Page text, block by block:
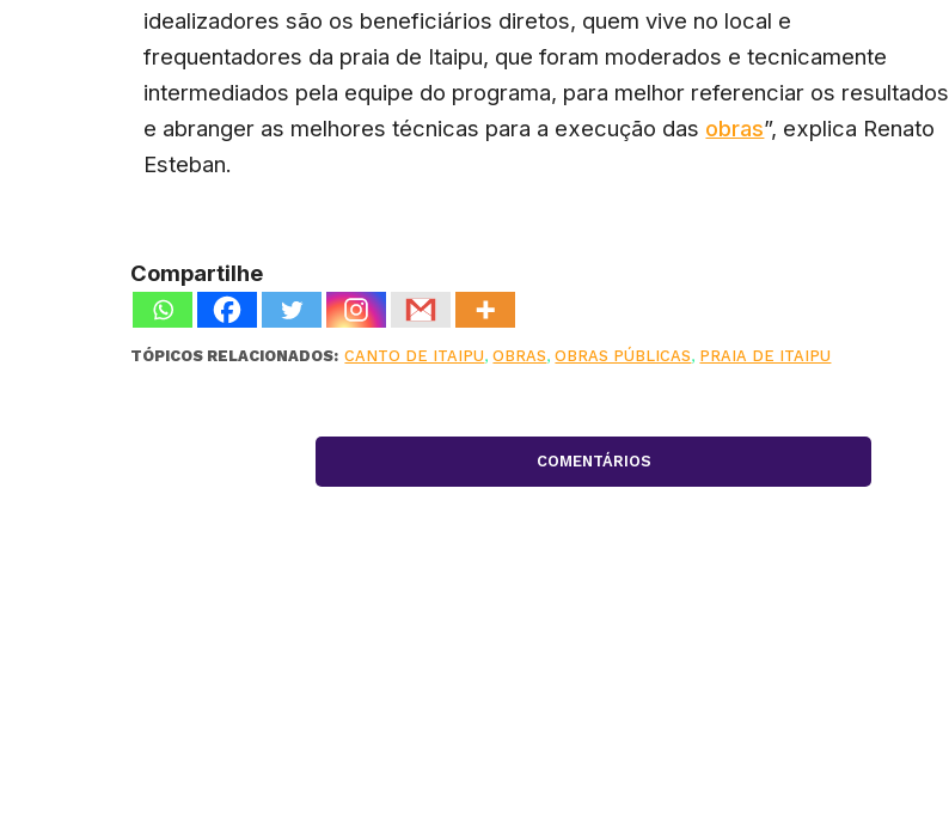
idealizadores são os beneficiários diretos, quem vive no local e
frequentadores da praia de Itaipu, que foram moderados e tecnicamente
intermediados pela equipe do programa, para melhor referenciar os resultados
e abranger as melhores técnicas para a execução das obras”, explica Renato
Esteban.
Compartilhe
TÓPICOS RELACIONADOS: CANTO DE ITAIPU,OBRAS,OBRAS PÚBLICAS, PRAIA DE ITAIPU
COMENTÁRIOS